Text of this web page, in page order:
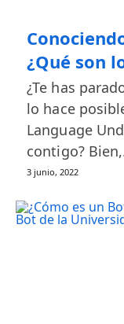
¿Qué son
¿Te has
lo hace
Language
contigo?
3 junio, 2022